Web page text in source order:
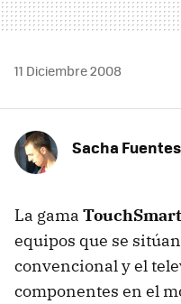
11 Diciembre 2008
Sacha Fuentes
La gama TouchSmart
equipos que se
convencional y el
componentes en el